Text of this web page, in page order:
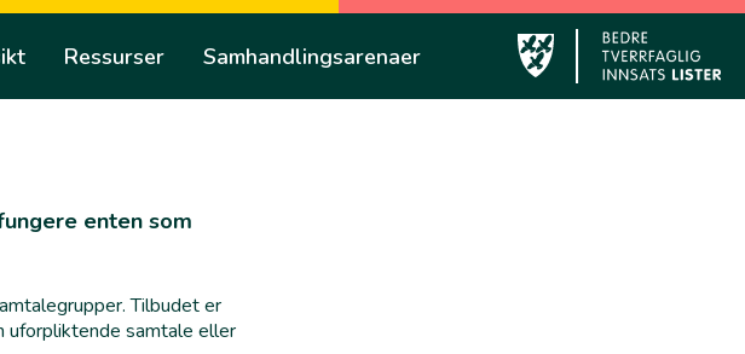
Ressurser Samhandlingsarenaer
Sirdal
enten som
Tilbudet er
uforpliktende samtale eller